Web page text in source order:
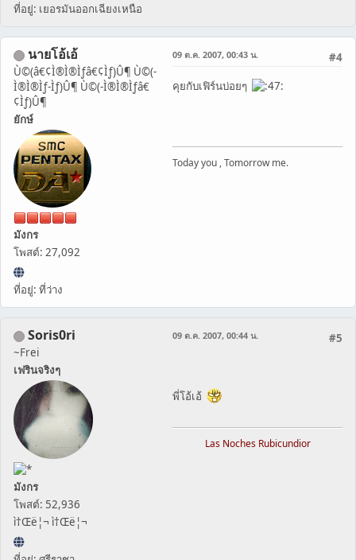
ที่อยู่: เยอรมันออกเฉียงเหนือ
นายโอ้เอ้
Ù©(â€¢Ì®Ì®Ìƒâ€¢Ìƒ)Û¶ Ù©(-
Ì®Ì®Ìƒ-Ìƒ)Û¶ Ù©(-Ì®Ì®Ìƒâ€
¢Ìƒ)Û¶
ยักษ์
มังกร
โพสต์: 27,092
ที่อยู่: ที่ว่าง
#4
09 ต.ค. 2007, 00:43 น.
คุยกับเฟิร์นบ่อยๆ
Today you , Tomorrow me.
Soris0ri
~Frei
เฟรินจริงๆ
มังกร
โพสต์: 52,936
ì†Œë¦¬ ì†Œë¦¬
#5
09 ต.ค. 2007, 00:44 น.
พี่โอ้เอ้
Las Noches Rubicundior